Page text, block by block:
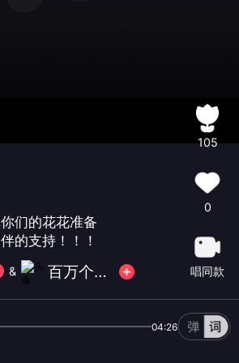
们的花花准备
的支持！！！
& 百万个黄豆豆
105
0
唱同款
04:26